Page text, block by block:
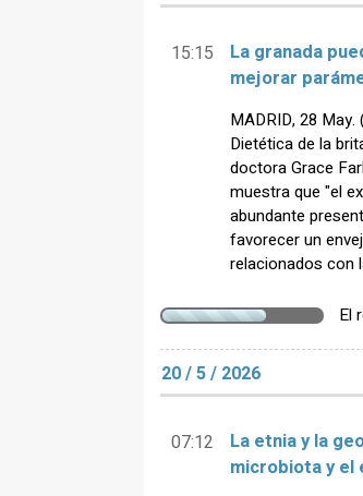
15:15
La granada
mejorar
MADRID, 28
Dietética de la
doctora Grace
muestra que "el
abundante
favorecer un
relacionados con
El
20 / 5 / 2026
07:12
La etnia y la
microbiota y el